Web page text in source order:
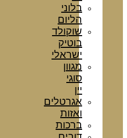
בלוני
הליום
שוקולד
בוטיק
ישראלי
מגוון
סוגי
יין
אגרטלים
ואזות
ברכות